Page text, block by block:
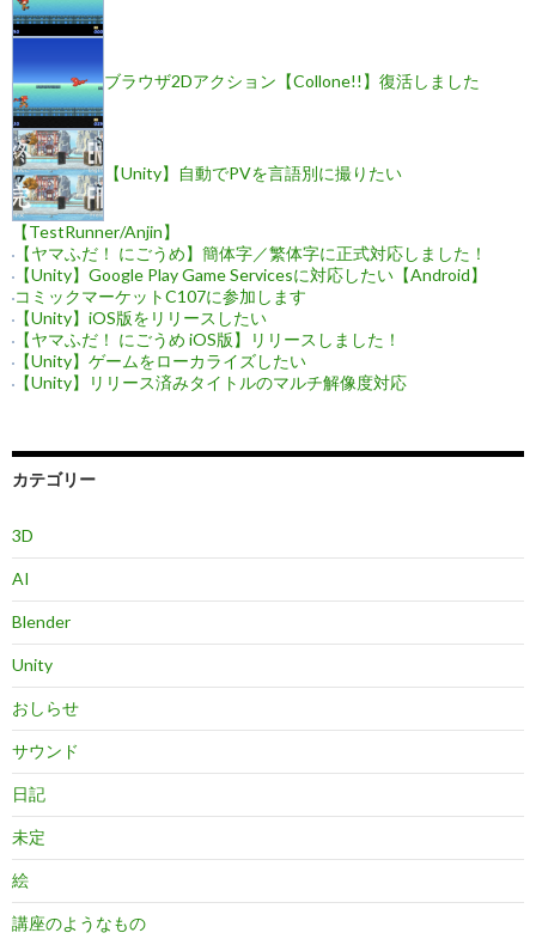
ョ
ン
ブラウザ2Dアクション【Collone!!】復活しました
【Unity】自動でPVを言語別に撮りたい
【TestRunner/Anjin】
【ヤマふだ！ にごうめ】簡体字／繁体字に正式対応しました！
【Unity】Google Play Game Servicesに対応したい【Android】
コミックマーケットC107に参加します
【Unity】iOS版をリリースしたい
【ヤマふだ！ にごうめ iOS版】リリースしました！
【Unity】ゲームをローカライズしたい
【Unity】リリース済みタイトルのマルチ解像度対応
カテゴリー
3D
AI
Blender
Unity
おしらせ
サウンド
日記
未定
絵
講座のようなもの